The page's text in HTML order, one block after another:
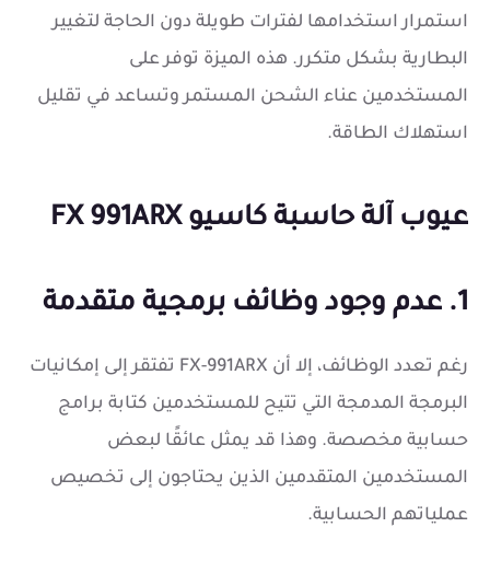
استمرار استخدامها لفترات طويلة دون الحاجة لتغيير
البطارية بشكل متكرر. هذه الميزة توفر على
المستخدمين عناء الشحن المستمر وتساعد في تقليل
استهلاك الطاقة.
عيوب آلة حاسبة كاسيو FX 991ARX
1. عدم وجود وظائف برمجية متقدمة
رغم تعدد الوظائف، إلا أن FX-991ARX تفتقر إلى إمكانيات
البرمجة المدمجة التي تتيح للمستخدمين كتابة برامج
حسابية مخصصة. وهذا قد يمثل عائقًا لبعض
المستخدمين المتقدمين الذين يحتاجون إلى تخصيص
عملياتهم الحسابية.